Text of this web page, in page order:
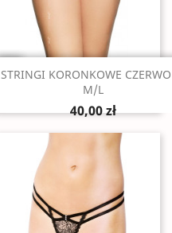
Szybki podgląd
STRINGI KORONKOWE
M/L
40,00 zł